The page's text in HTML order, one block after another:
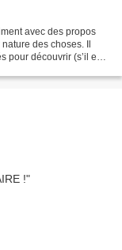
avec des propos
des choses. Il
pour découvrir (s’il en